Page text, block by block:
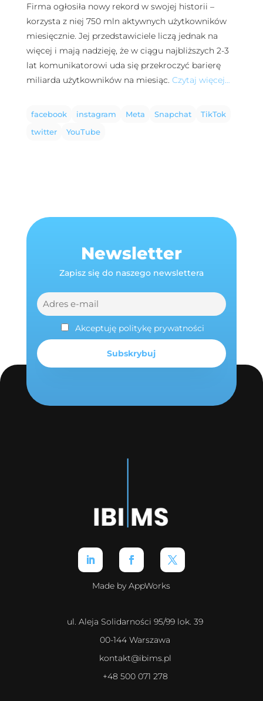
Firma ogłosiła nowy rekord w swojej historii –
korzysta z niej 750 mln aktywnych użytkowników
miesięcznie. Jej przedstawiciele liczą jednak na
więcej i mają nadzieję, że w ciągu najbliższych 2-3
lat komunikatorowi uda się przekroczyć barierę
miliarda użytkowników na miesiąc. Czytaj więcej…
facebook instagram Meta Snapchat
TikTok
twitter
YouTube
Newsletter
Zapisz się do naszego newslettera
Akceptuję politykę prywatności
Made by AppWorks
ul. Aleja Solidarności 95/99 lok. 39
00-144 Warszawa
kontakt@ibims.pl
+48 500 071 278